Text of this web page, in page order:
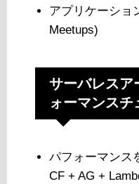
アプリケーショ
Meetups)
サーバレスア
ォーマンスチ
パフォーマンス
CF + AG +